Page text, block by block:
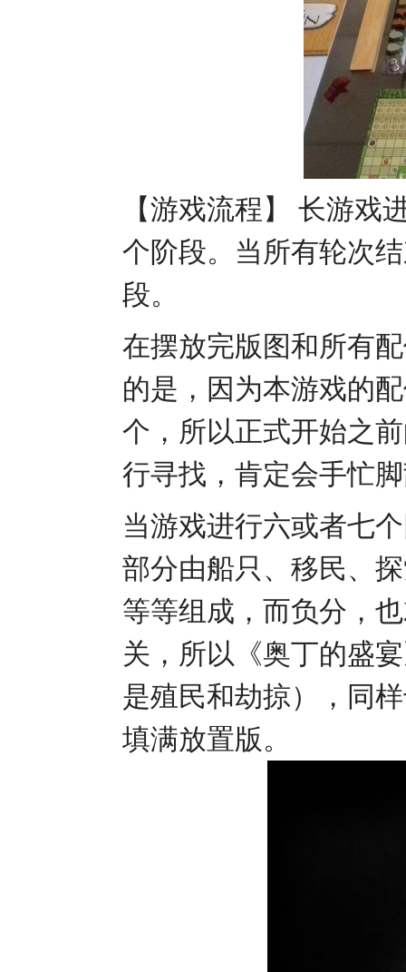
【游戏流程】 长游戏
个阶段。当所有轮次
段。
在摆放完版图和所有
的是，因为本游戏的
个，所以正式开始之
行寻找，肯定会手忙
当游戏进行六或者七
部分由船只、移民、
等等组成，而负分，
关，所以《奥丁的盛
是殖民和劫掠），同
填满放置版。